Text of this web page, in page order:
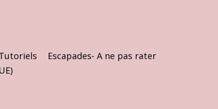
Escapades- A ne pas rater